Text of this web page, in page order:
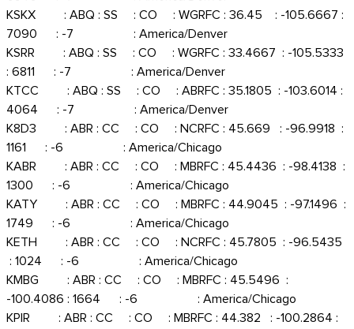
KSKX : ABQ : SS : CO : WGRFC : 36.45 : -105.6667 :
7090 : -7 : America/Denver
KSRR : ABQ : SS : CO : WGRFC : 33.4667 : -105.5333
: 6811 : -7 : America/Denver
KTCC : ABQ : SS : CO : ABRFC : 35.1805 : -103.6014 :
4064 : -7 : America/Denver
K8D3 : ABR : CC : CO : NCRFC : 45.669 : -96.9918 :
1161 : -6 : America/Chicago
KABR : ABR : CC : CO : MBRFC : 45.4436 : -98.4138 :
1300 : -6 : America/Chicago
KATY : ABR : CC : CO : MBRFC : 44.9045 : -97.1496 :
1749 : -6 : America/Chicago
KETH : ABR : CC : CO : NCRFC : 45.7805 : -96.5435
: 1024 : -6 : America/Chicago
KMBG : ABR : CC : CO : MBRFC : 45.5496 :
-100.4086 : 1664 : -6 : America/Chicago
KPIR : ABR : CC : CO : MBRFC : 44.382 : -100.2864 :